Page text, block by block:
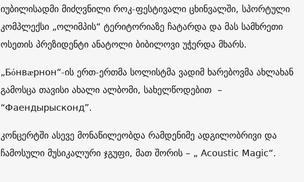
იუბილისადმი მიძღვნილი როკ-ფესტივალი ცხინვალში, სპორტული
კომპლექსი „ოლიმპის“ ტერიტორიაზე ჩატარდა და მას სამხრეთი
ოსეთის პრეზიდენტი ანატოლი ბიბილოვი უჭერდა მხარს.
„Бόнвæрнон“-ის ერთ-ერთმა სოლისტმა ვადიმ ხარებოვმა ახლახან
გამოსცა თავისი ახალი ალბომი, სახელწოდებით –
“Фаендырысконд”.
კონცერტში ასევე მონაწილეობდა რამდენიმე ადგილობრივი და
ჩამოსული მუსიკალური ჯგუფი, მათ შორის – „ Aсoustic Magic“.